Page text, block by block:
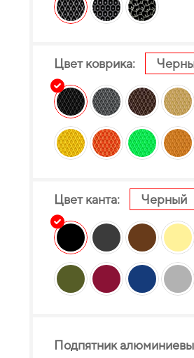
Цвет коврика:
Цвет канта: Черный
Подпятник